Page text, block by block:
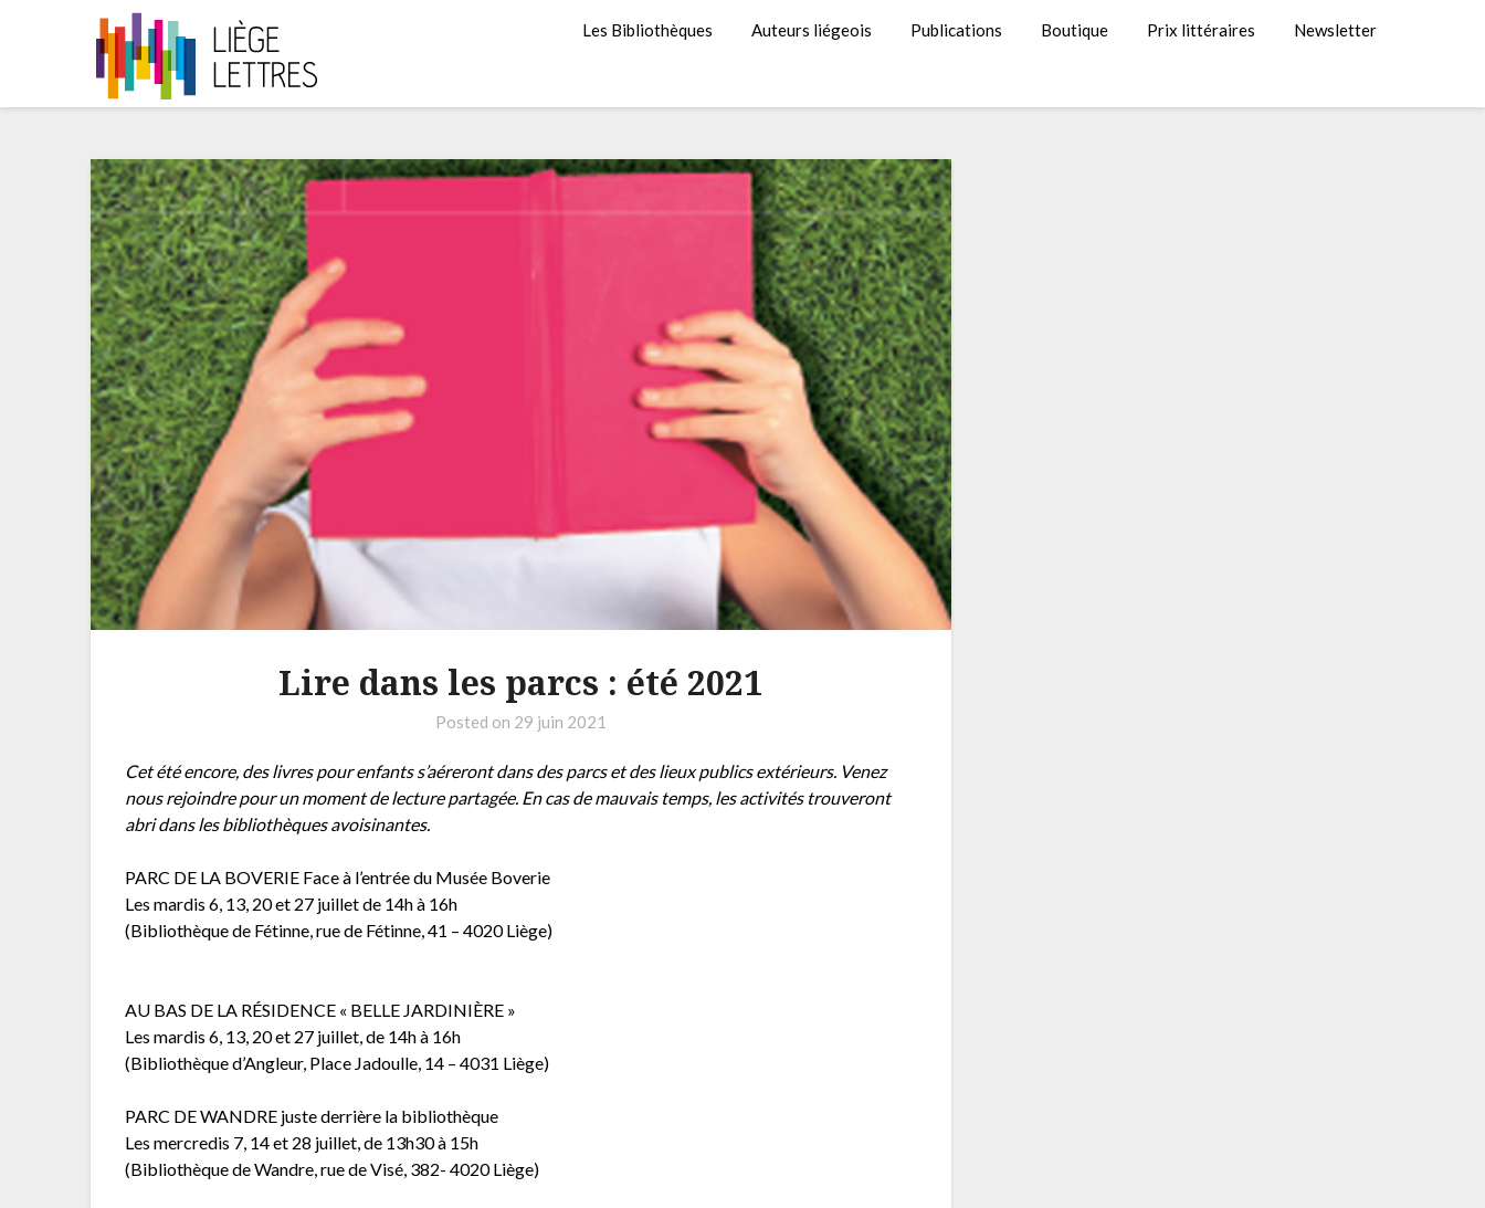
Les Bibliothèques Auteurs liégeois Publications Boutique Prix littéraires Newsletter
Lire dans les parcs : été 2021
Posted on 29 juin 2021
Cet été encore, des livres pour enfants s’aéreront dans des parcs et des lieux publics extérieurs. Venez
nous rejoindre pour un moment de lecture partagée. En cas de mauvais temps, les activités trouveront
abri dans les bibliothèques avoisinantes.
PARC DE LA BOVERIE Face à l’entrée du Musée Boverie
Les mardis 6, 13, 20 et 27 juillet de 14h à 16h
(Bibliothèque de Fétinne, rue de Fétinne, 41 – 4020 Liège)
AU BAS DE LA RÉSIDENCE « BELLE JARDINIÈRE »
Les mardis 6, 13, 20 et 27 juillet, de 14h à 16h
(Bibliothèque d’Angleur, Place Jadoulle, 14 – 4031 Liège)
PARC DE WANDRE juste derrière la bibliothèque
Les mercredis 7, 14 et 28 juillet, de 13h30 à 15h
(Bibliothèque de Wandre, rue de Visé, 382- 4020 Liège)